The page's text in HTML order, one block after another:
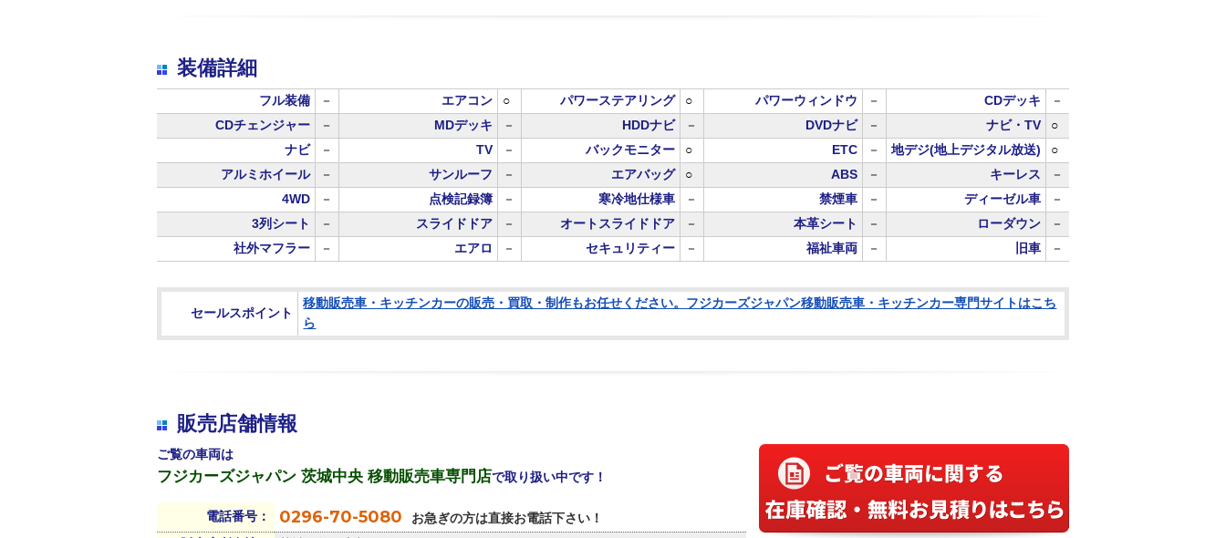
装備詳細
フル装備 － エアコン ○ パワーステアリング ○ パワーウィンドウ － CDデッキ
－
CDチェンジャー
－ MDデッキ － HDDナビ － DVDナビ － ナビ・TV
○
ナビ
－ TV － バックモニター ○ ETC － 地デジ(地上デジタル放送)
○
アルミホイール
－ サンルーフ － エアバッグ ○ ABS － キーレス
－
4WD
－ 点検記録簿 － 寒冷地仕様車 － 禁煙車 － ディーゼル車
－
3列シート
－ スライドドア － オートスライドドア － 本革シート － ローダウン
－
社外マフラー
－ エアロ － セキュリティー － 福祉車両 － 旧車 －
セールスポイント
移動販売車・キッチンカーの販売・買取・制作もお任せください。フジカーズジャパン移動販売車・キッチンカー専門サイトはこち
ら
販売店舗情報
ご覧の車両は
フジカーズジャパン 茨城中央 移動販売車専門店で取り扱い中です！
電話番号： 0296-70-5080
お急ぎの方は直接お電話下さい！